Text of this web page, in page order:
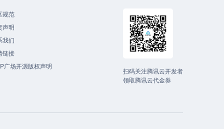
规范
声明
我们
链接
广场开源版权声明
扫码关注腾讯云开发者
领取腾讯云代金券